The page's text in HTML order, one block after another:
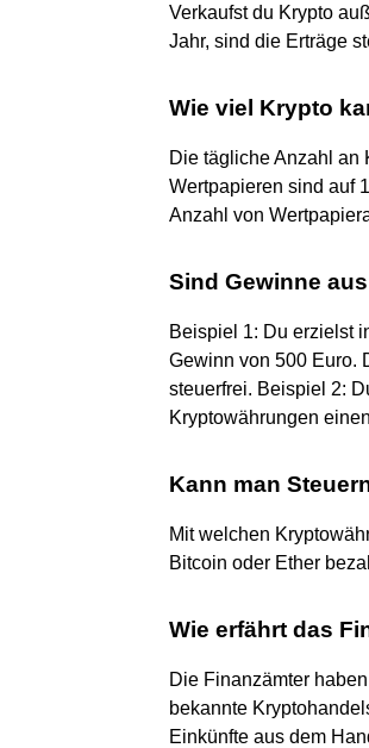
Verkaufst du Krypto
Jahr, sind die Erträge
Wie viel Krypto
Die tägliche Anzahl an
Wertpapieren sind auf
Anzahl von
Sind Gewinne
Beispiel 1: Du erzielst
Gewinn von 500 Euro.
steuerfrei. Beispiel 2:
Kryptowährungen
Kann man
Mit welchen
Bitcoin oder Ether
Wie erfährt das
Die Finanzämter
bekannte
Einkünfte aus dem